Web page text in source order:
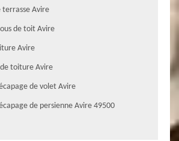
terrasse Avire
de toit Avire
Avire
de toiture Avire
de volet Avire
de persienne Avire 49500